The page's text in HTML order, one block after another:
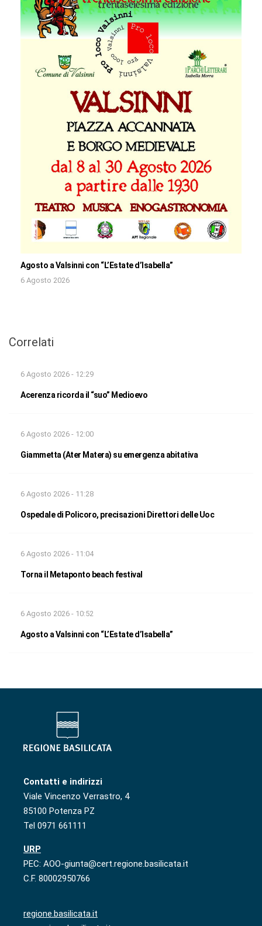
Agosto a Valsinni con “L’Estate d’Isabella”
6 Agosto 2026
Correlati
6 Agosto 2026 - 12:29
Acerenza ricorda il “suo” Medioevo
6 Agosto 2026 - 12:00
Giammetta (Ater Matera) su emergenza abitativa
6 Agosto 2026 - 11:28
Ospedale di Policoro, precisazioni Direttori delle Uoc
6 Agosto 2026 - 11:04
Torna il Metaponto beach festival
6 Agosto 2026 - 10:52
Agosto a Valsinni con “L’Estate d’Isabella”
Contatti e indirizzi
Viale Vincenzo Verrastro, 4
85100 Potenza PZ
Tel 0971 661111
URP
PEC: AOO-giunta@cert.regione.basilicata.it
C.F. 80002950766
regione.basilicata.it